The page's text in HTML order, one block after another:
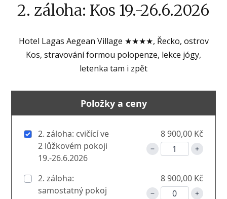
2. záloha: Kos 19.-26.6.2026
Hotel Lagas Aegean Village ★★★★, Řecko, ostrov
Kos, stravování formou polopenze, lekce jógy,
letenka tam i zpět
Položky a ceny
2. záloha: cvičící ve
2 lůžkovém pokoji
19.-26.6.2026
8 900,00 Kč
2. záloha:
samostatný pokoj
8 900,00 Kč